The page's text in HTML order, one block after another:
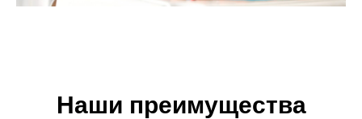
Наши преимущества